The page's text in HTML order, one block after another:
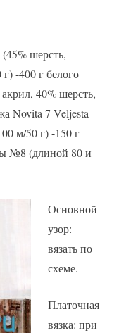
зигзагообразным
узором
шерсть,
-400 г белого
40% шерсть,
Novita 7 Veljesta
м/50 г) -150 г
№8 (длиной 80 и
Основной
узор:
вязать по
схеме.
Платочная
вязка: при